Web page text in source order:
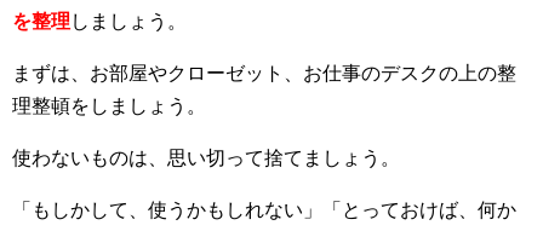
を整理 しましょう。
まずは、お部屋やクローゼット、お仕事のデスクの上の整
理整頓をしましょう。
使わないものは、思い切って捨てましょう。
「もしかして、使うかもしれない」「とっておけば、何か